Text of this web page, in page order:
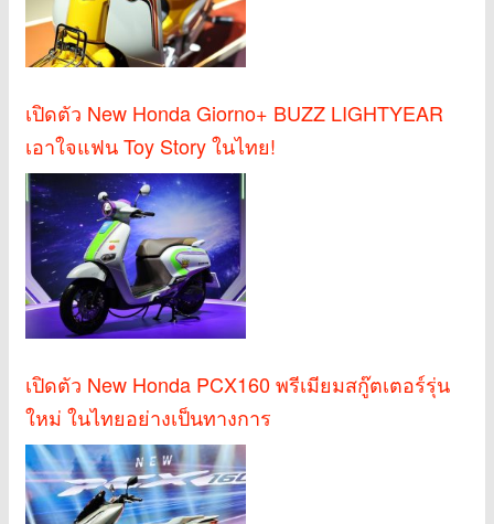
เปิดตัว New Honda Giorno+ BUZZ LIGHTYEAR
เอาใจแฟน Toy Story ในไทย!
เปิดตัว New Honda PCX160 พรีเมียมสกู๊ตเตอร์รุ่น
ใหม่ ในไทยอย่างเป็นทางการ